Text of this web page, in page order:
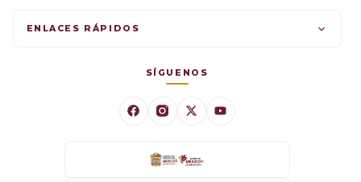
ENLACES RÁPIDOS
SÍGUENOS